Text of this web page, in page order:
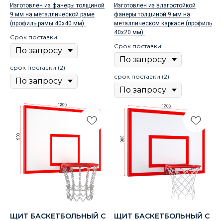
Изготовлен из фанеры толщиной
9 мм на металлической раме
(профиль рамы 40х40 мм).
Срок поставки
срок поставки (2)
Изготовлен из влагостойкой
фанеры толщиной 9 мм на
металлическом каркасе (профиль
40х20 мм).
Срок поставки
срок поставки (2)
ЩИТ БАСКЕТБОЛЬНЫЙ С
ЩИТ БАСКЕТБОЛЬНЫЙ С